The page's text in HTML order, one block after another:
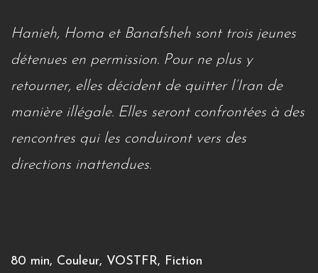
Hanieh, Homa et Banafsheh sont trois jeunes
détenues en permission. Pour ne plus y
retourner, elles décident de quitter l’Iran de
manière illégale. Elles seront confrontées à des
rencontres qui les conduiront vers des
directions inattendues.
80 min, Couleur, VOSTFR, Fiction